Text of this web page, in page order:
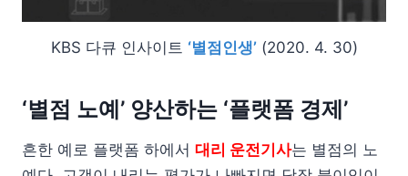
KBS 다큐 인사이트 ‘별점인생’(2020. 4. 30)
‘별점 노예’ 양산하는 ‘플랫폼 경제’
흔한 예로 플랫폼 하에서 대리 운전기사는 별점의 노